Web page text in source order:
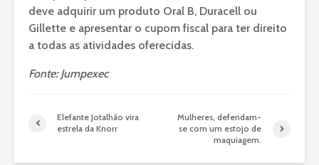
deve adquirir um produto Oral B, Duracell ou
Gillette e apresentar o cupom fiscal para ter direito
a todas as atividades oferecidas.
Fonte: Jumpexec
Elefante Jotalhão vira
estrela da Knorr
Mulheres, defendam-
se com um estojo de
maquiagem.